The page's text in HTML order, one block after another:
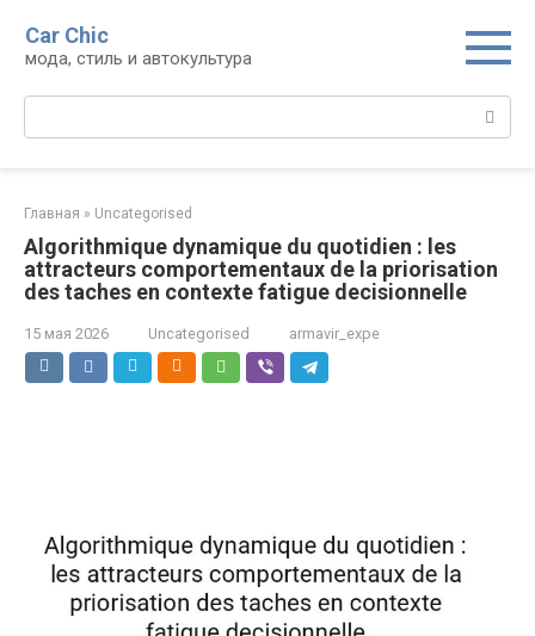
контенту
Car Chic
мода, стиль и автокультура
Поиск:
Главная » Uncategorised
Algorithmique dynamique du quotidien : les
attracteurs comportementaux de la priorisation
des taches en contexte fatigue decisionnelle
15 мая 2026 Uncategorised armavir_expe